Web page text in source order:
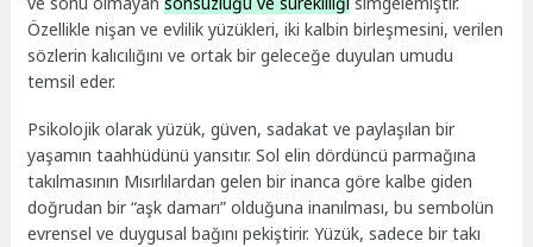
Özellikle nişan ve evlilik yüzükleri, iki kalbin birleşmesini, verilen
sözlerin kalıcılığını ve ortak bir geleceğe duyulan umudu
temsil eder.
Psikolojik olarak yüzük, güven, sadakat ve paylaşılan bir
yaşamın taahhüdünü yansıtır. Sol elin dördüncü parmağına
takılmasının Mısırlılardan gelen bir inanca göre kalbe giden
doğrudan bir “aşk damarı” olduğuna inanılması, bu sembolün
evrensel ve duygusal bağını pekiştirir. Yüzük, sadece bir takı